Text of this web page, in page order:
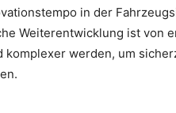
in der
Weiterentwicklung ist von
komplexer werden, um